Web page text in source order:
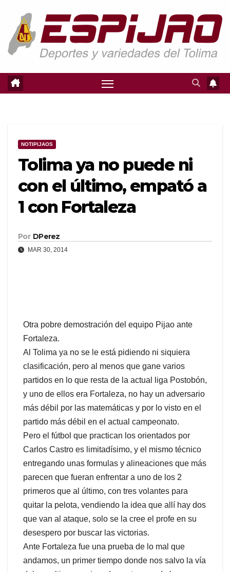
contenido
NOTIPIJAOS
Tolima ya no puede ni
con el último, empató a
1 con Fortaleza
Por DPerez
MAR 30, 2014
Otra pobre demostración del equipo Pijao ante
Fortaleza.
Al Tolima ya no se le está pidiendo ni siquiera
clasificación, pero al menos que gane varios
partidos en lo que resta de la actual liga Postobón,
y uno de ellos era Fortaleza, no hay un adversario
más débil por las matemáticas y por lo visto en el
partido más débil en el actual campeonato.
Pero el fútbol que practican los orientados por
Carlos Castro es limitadísimo, y el mismo técnico
entregando unas formulas y alineaciones que más
parecen que fueran enfrentar a uno de los 2
primeros que al último, con tres volantes para
quitar la pelota, vendiendo la idea que allí hay dos
que van al ataque, solo se la cree el profe en su
desespero por buscar las victorias.
Ante Fortaleza fue una prueba de lo mal que
andamos, un primer tiempo donde nos salvo la vía